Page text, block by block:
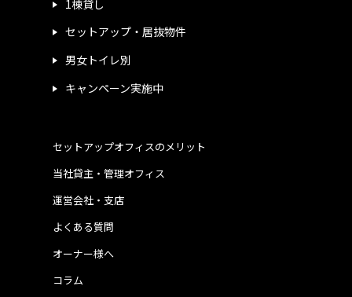
1棟貸し
セットアップ・居抜物件
男女トイレ別
キャンペーン実施中
運営会社・支店
よくある質問
当社貸主・管理オフィス
オーナー様へ
コラム
セットアップオフィスのメリット